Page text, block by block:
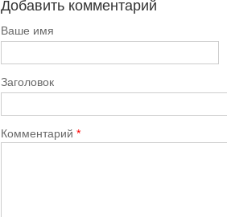
Добавить комментарий
Ваше имя
Заголовок
Комментарий*